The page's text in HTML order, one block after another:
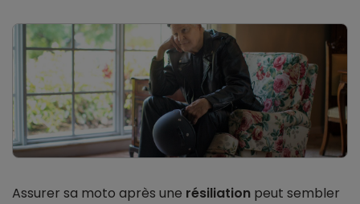
Assurer sa moto après une résiliation peut sembler